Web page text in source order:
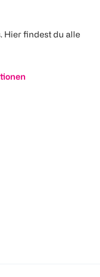
Hier findest du alle